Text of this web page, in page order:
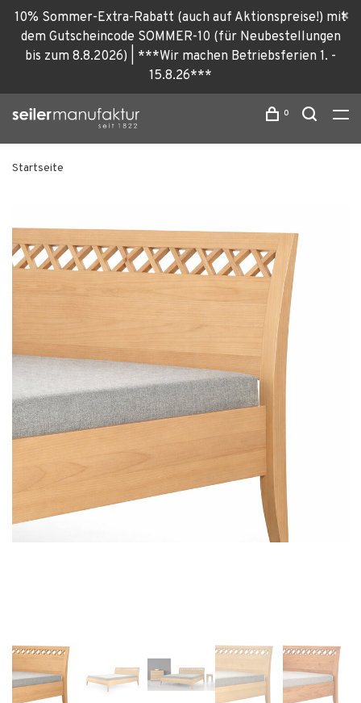
10% Sommer-Extra-Rabatt (auch auf Aktionspreise!) mit
dem Gutscheincode SOMMER-10 (für Neubestellungen
bis zum 8.8.2026) | ***Wir machen Betriebsferien 1. -
15.8.26***
0
Startseite